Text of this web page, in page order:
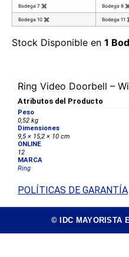
Bodega 7 ✖ Bodega 8
Bodega 10 ✖ Bodega 11
Stock Disponible en 1
Ring Video Doorbell –
Atributos del Producto
Peso
0,52 kg
Dimensiones
9,5 × 15,2 × 10 cm
ONLINE
12
MARCA
Ring
POLÍTICAS DE GARANTÍA
© IDC MAYORISTA